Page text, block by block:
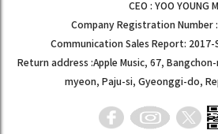
CEO : YOO YOUNG
Company Registration Number
Communication Sales Report: 2017-
Return address :Apple Music, 67,
myeon, Paju-si, Gyeonggi-do,